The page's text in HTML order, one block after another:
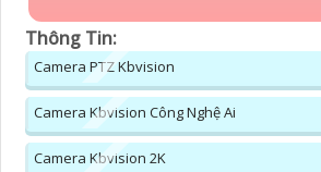
Thông Tin:
Camera PTZ Kbvision
Camera Kbvision Công Nghệ Ai
Camera Kbvision 2K